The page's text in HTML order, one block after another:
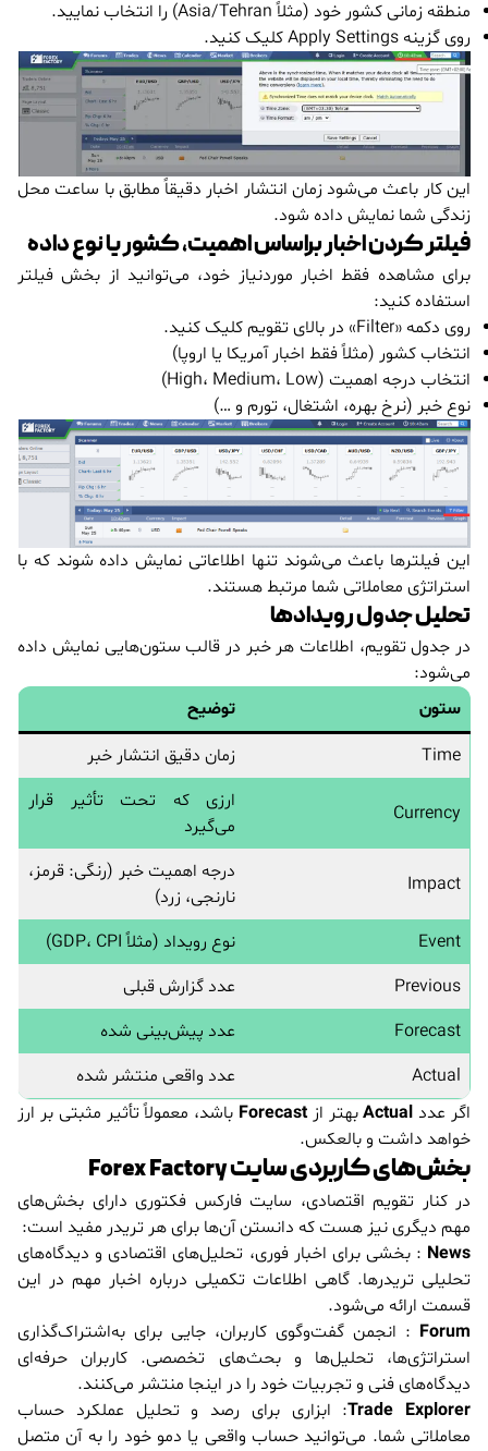
منطقه زمانی کشور خود (مثلاً Asia/Tehran) را انتخاب نمایید.
روی گزینه Apply Settings کلیک کنید.
این کار باعث می‌شود زمان انتشار اخبار دقیقاً مطابق با ساعت محل
زندگی شما نمایش داده شود.
فیلتر کردن اخبار براساس اهمیت، کشور یا نوع داده
برای مشاهده فقط اخبار موردنیاز خود، می‌توانید از بخش فیلتر
استفاده کنید:
روی دکمه «Filter» در بالای تقویم کلیک کنید.
انتخاب کشور (مثلاً فقط اخبار آمریکا یا اروپا)
انتخاب درجه اهمیت (High، Medium، Low)
نوع خبر (نرخ بهره، اشتغال، تورم و …)
این فیلترها باعث می‌شوند تنها اطلاعاتی نمایش داده شوند که با
استراتژی معاملاتی شما مرتبط هستند.
تحلیل جدول رویدادها
در جدول تقویم، اطلاعات هر خبر در قالب ستون‌هایی نمایش داده
می‌شود:
ستون
توضیح
Time
زمان دقیق انتشار خبر
Currency
ارزی که تحت تأثیر قرار
می‌گیرد
Impact
درجه اهمیت خبر (رنگی: قرمز،
نارنجی، زرد)
Event
نوع رویداد (مثلاً GDP، CPI)
Previous
عدد گزارش قبلی
Forecast
عدد پیش‌بینی شده
Actual
عدد واقعی منتشر شده
اگر عدد Actual بهتر از Forecast باشد، معمولاً تأثیر مثبتی بر ارز
خواهد داشت و بالعکس.
بخش‌های کاربردی سایت Forex Factory
در کنار تقویم اقتصادی، سایت فارکس فکتوری دارای بخش‌های
مهم دیگری نیز هست که دانستن آن‌ها برای هر تریدر مفید است:
News: بخشی برای اخبار فوری، تحلیل‌های اقتصادی و دیدگاه‌های
تحلیلی تریدرها. گاهی اطلاعات تکمیلی درباره اخبار مهم در این
قسمت ارائه می‌شود.
Forum: انجمن گفت‌وگوی کاربران، جایی برای به‌اشتراک‌گذاری
استراتژی‌ها، تحلیل‌ها و بحث‌های تخصصی. کاربران حرفه‌ای
دیدگاه‌های فنی و تجربیات خود را در اینجا منتشر می‌کنند.
Trade Explorer: ابزاری برای رصد و تحلیل عملکرد حساب
معاملاتی شما. می‌توانید حساب واقعی یا دمو خود را به آن متصل